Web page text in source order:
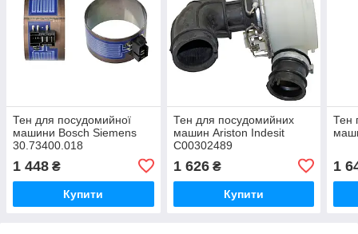
Тен для посудомийної
машини Bosch Siemens
30.73400.018
1 448 ₴
Купити
Тен для посудомийних
машин Ariston Indesit
C00302489
1 626₴
Купити
Тен
1